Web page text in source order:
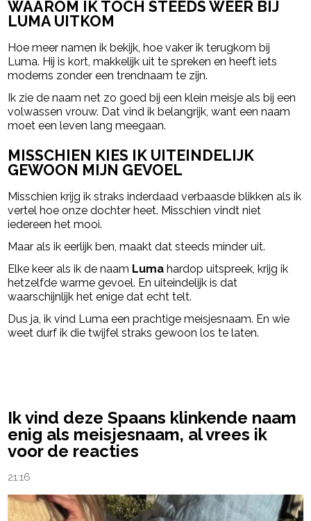
WAAROM IK TOCH STEEDS WEER BIJ
LUMA UITKOM
Hoe meer namen ik bekijk, hoe vaker ik terugkom bij
Luma. Hij is kort, makkelijk uit te spreken en heeft iets
moderns zonder een trendnaam te zijn.
Ik zie de naam net zo goed bij een klein meisje als bij een
volwassen vrouw. Dat vind ik belangrijk, want een naam
moet een leven lang meegaan.
MISSCHIEN KIES IK UITEINDELIJK
GEWOON MIJN GEVOEL
Misschien krijg ik straks inderdaad verbaasde blikken als ik
vertel hoe onze dochter heet. Misschien vindt niet
iedereen het mooi.
Maar als ik eerlijk ben, maakt dat steeds minder uit.
Elke keer als ik de naam Luma hardop uitspreek, krijg ik
hetzelfde warme gevoel. En uiteindelijk is dat
waarschijnlijk het enige dat echt telt.
Dus ja, ik vind Luma een prachtige meisjesnaam. En wie
weet durf ik die twijfel straks gewoon los te laten.
Ik vind deze Spaans klinkende naam
enig als meisjesnaam, al vrees ik
voor de reacties
21:16